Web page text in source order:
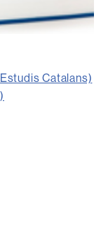
Catalans)